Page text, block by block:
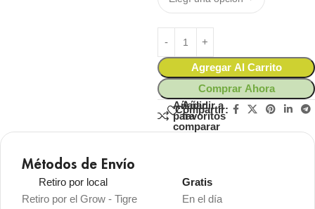
Agregar Al Carrito
Comprar Ahora
Añadir
para
comparar
Añadir a
favoritos
Compartir:
Métodos de Envío
Retiro por local
Retiro por el Grow - Tigre
En el día
Gratis